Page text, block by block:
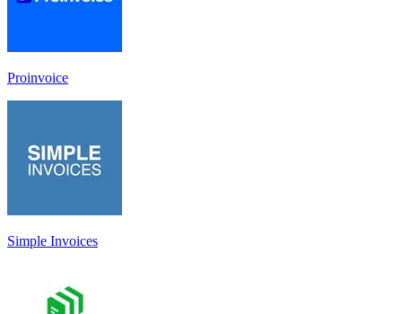
Proinvoice
Simple Invoices